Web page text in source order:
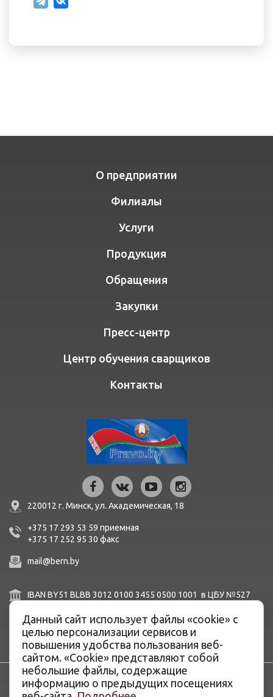
О предприятии
Филиалы
Услуги
Продукция
Обращения
Закупки
Пресс-центр
Центр обучения сварщиков
Контакты
220012 г. Минск, ул. Академическая, 18
+375 17 293 53 59 приемная
+375 17 252 95 30 факc
mail@bern.by
IBAN BY51 BLBB 3012 0100 3455 0500 1001 в ЦБУ №527
8Н,
BIC BLBBBY2X
Данный сайт использует файлы «cookie» с
целью персонализации сервисов и
повышения удобства пользования веб-
сайтом. «Cookie» представляют собой
небольшие файлы, содержащие
информацию о предыдущих посещениях